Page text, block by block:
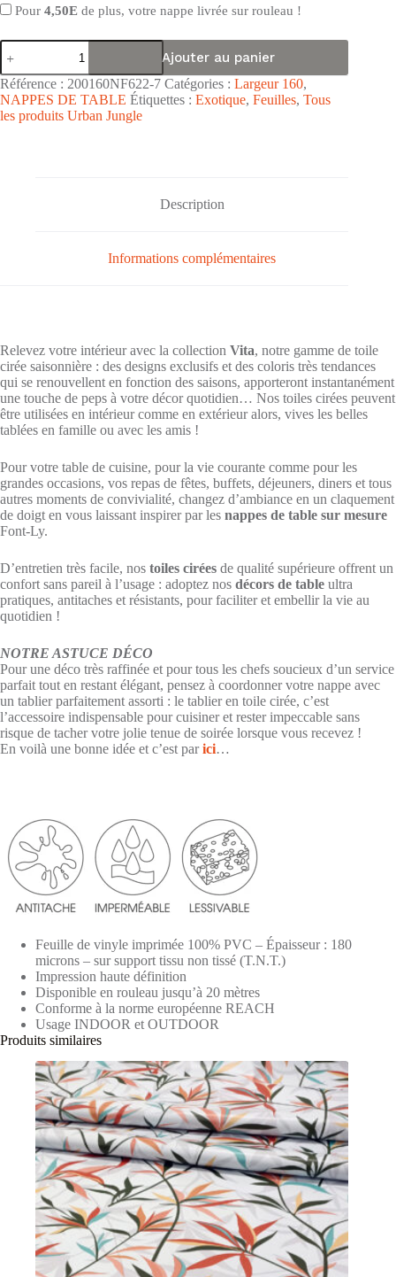
Pour 4,50E de plus, votre nappe livrée sur rouleau !
quantité
de
Nappe
de
table
toile
Ajouter au panier
Référence : 200160NF622-7 Catégories : Largeur 160,
NAPPES DE TABLE Étiquettes : Exotique, Feuilles, Tous
les produits Urban Jungle
Description
Informations complémentaires
Relevez votre intérieur avec la collection Vita, notre gamme de toile
cirée saisonnière : des designs exclusifs et des coloris très tendances
qui se renouvellent en fonction des saisons, apporteront instantanément
une touche de peps à votre décor quotidien… Nos toiles cirées peuvent
être utilisées en intérieur comme en extérieur alors, vives les belles
tablées en famille ou avec les amis !
Pour votre table de cuisine, pour la vie courante comme pour les
grandes occasions, vos repas de fêtes, buffets, déjeuners, diners et tous
autres moments de convivialité, changez d’ambiance en un claquement
de doigt en vous laissant inspirer par les nappes de table sur mesure
Font-Ly.
D’entretien très facile, nos toiles cirées de qualité supérieure offrent un
confort sans pareil à l’usage : adoptez nos décors de table ultra
pratiques, antitaches et résistants, pour faciliter et embellir la vie au
quotidien !
NOTRE ASTUCE DÉCO
Pour une déco très raffinée et pour tous les chefs soucieux d’un service
parfait tout en restant élégant, pensez à coordonner votre nappe avec
un tablier parfaitement assorti : le tablier en toile cirée, c’est
l’accessoire indispensable pour cuisiner et rester impeccable sans
risque de tacher votre jolie tenue de soirée lorsque vous recevez !
En voilà une bonne idée et c’est parici…
Feuille de vinyle imprimée 100% PVC – Épaisseur : 180
microns – sur support tissu non tissé (T.N.T.)
Impression haute définition
Disponible en rouleau jusqu’à 20 mètres
Conforme à la norme européenne REACH
Usage INDOOR et OUTDOOR
Produits similaires